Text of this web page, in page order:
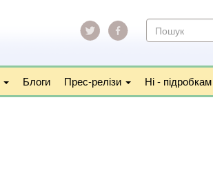
Блоги Прес-релізи Ні - підробкам
ПОШУКОВА
ФОРМА